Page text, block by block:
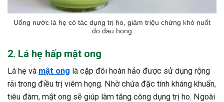
Uống nước lá hẹ có tác dụng trị ho, giảm triệu chứng khó nuốt
do đau họng
2. Lá hẹ hấp mật ong
Lá hẹ và mật ong là cặp đôi hoàn hảo được sử dụng rộng
rãi trong điều trị viêm họng. Nhờ chứa đặc tính kháng khuẩn,
tiêu đàm, mật ong sẽ giúp làm tăng công dụng trị ho. Ngoài